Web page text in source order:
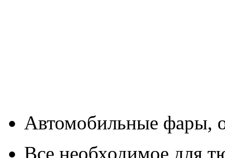
Автомобильные фары,
Все необходимое для